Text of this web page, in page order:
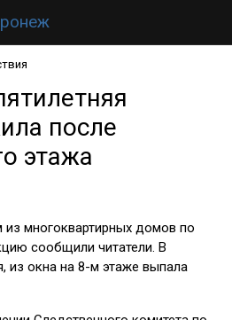
после
этажа
многоквартирных домов по
сообщили читатели. В
из окна на 8-м этаже выпала